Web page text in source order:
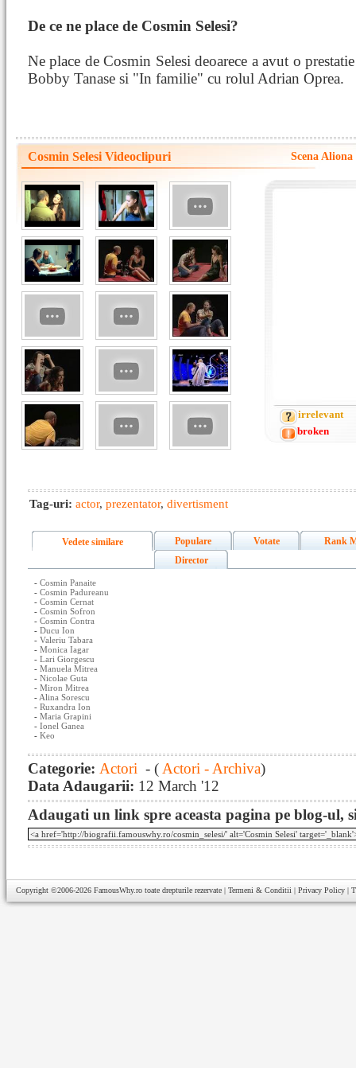
De ce ne place de Cosmin Selesi?
Ne place de Cosmin Selesi deoarece a avut o
Bobby Tanase si "In familie" cu rolul Adrian Oprea.
Cosmin Selesi Videoclipuri Scena
irrelevant
broken
Tag-uri: actor, prezentator, divertisment
Vedete similare Populare Votate
Rank
Director
- Cosmin Panaite
- Cosmin Padureanu
- Cosmin Cernat
- Cosmin Sofron
- Cosmin Contra
- Ducu Ion
- Valeriu Tabara
- Monica Iagar
- Lari Giorgescu
- Manuela Mitrea
- Nicolae Guta
- Miron Mitrea
- Alina Sorescu
- Ruxandra Ion
- Maria Grapini
- Ionel Ganea
- Keo
Categorie: Actori - ( Actori - Archiva)
Data Adaugarii: 12 March '12
Adaugati un link spre aceasta pagina pe blog-ul,
Copyright ©2006-2026 FamousWhy.ro toate drepturile rezervate | Termeni & Conditii | Privacy Policy |